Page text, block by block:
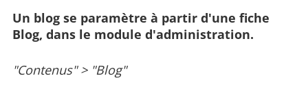
Un blog se paramètre à partir d'une fiche
Blog, dans le module d'administration.
"Contenus" > "Blog"